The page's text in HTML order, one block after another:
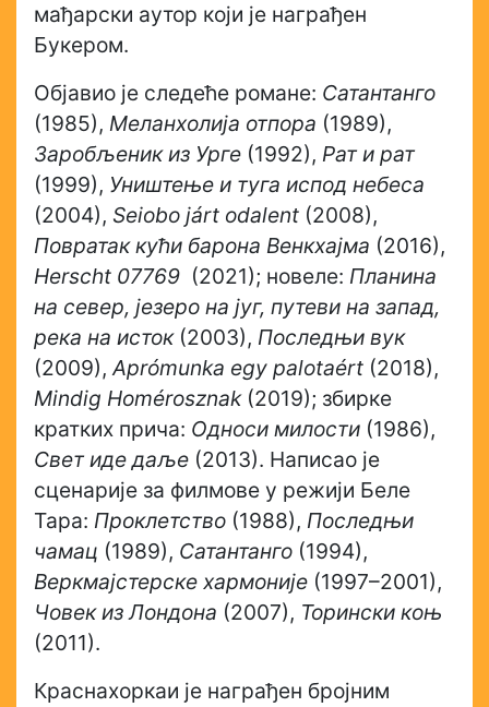
мађарски аутор који је награђен
Букером.
Објавио је следеће романе: Сатантанго
(1985), Меланхолија отпора (1989),
Заробљеник из Урге (1992), Рат и рат
(1999), Уништење и туга испод небеса
(2004), Seiobo járt odalent (2008),
Повратак кући барона Венкхајма (2016),
Herscht 07769 (2021); новеле: Планина
на север, језеро на југ, путеви на запад,
река на исток(2003), Последњи вук
(2009),Aprómunka egy palotaért (2018),
Mindig Homérosznak(2019); збирке
кратких прича: Односи милости (1986),
Свет иде даље (2013). Написао је
сценарије за филмове у режији Беле
Тара: Проклетство (1988), Последњи
чамац (1989), Сатантанго (1994),
Веркмајстерске хармоније (1997–2001),
Човек из Лондона (2007), Торински коњ
(2011).
Краснахоркаи је награђен бројним